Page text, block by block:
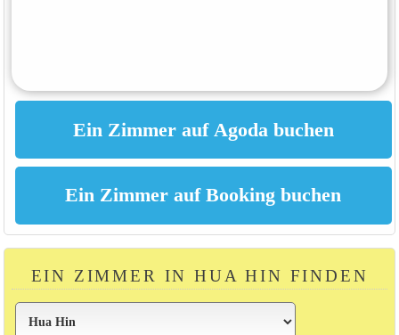
EIN ZIMMER IN HUA HIN FINDEN